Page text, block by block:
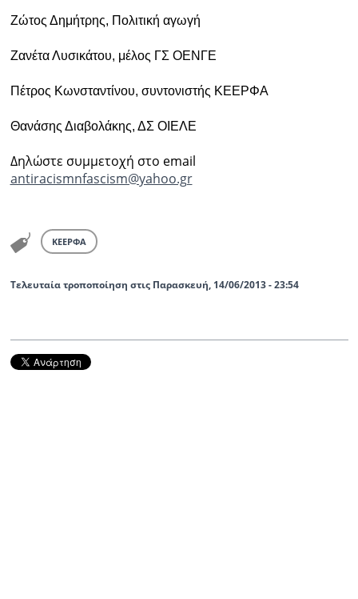
Ζώτος Δημήτρης, Πολιτική αγωγή
Zανέτα Λυσικάτου, μέλος ΓΣ ΟΕΝΓΕ
Πέτρος Κωνσταντίνου, συντονιστής ΚΕΕΡΦΑ
Θανάσης Διαβολάκης, ΔΣ ΟΙΕΛΕ
Δηλώστε συμμετοχή στο email
antiracismnfascism@yahoo.gr
ΚΕΕΡΦΑ
Τελευταία τροποποίηση στις Παρασκευή, 14/06/2013 - 23:54